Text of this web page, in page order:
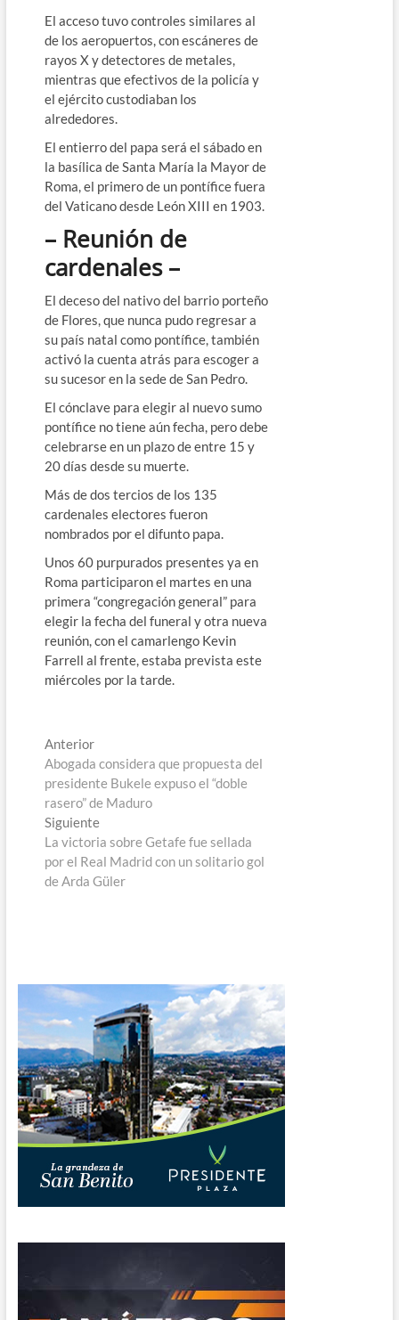
El acceso tuvo controles similares al
de los aeropuertos, con escáneres de
rayos X y detectores de metales,
mientras que efectivos de la policía y
el ejército custodiaban los
alrededores.
El entierro del papa será el sábado en
la basílica de Santa María la Mayor de
Roma, el primero de un pontífice fuera
del Vaticano desde León XIII en 1903.
– Reunión de
cardenales –
El deceso del nativo del barrio porteño
de Flores, que nunca pudo regresar a
su país natal como pontífice, también
activó la cuenta atrás para escoger a
su sucesor en la sede de San Pedro.
El cónclave para elegir al nuevo sumo
pontífice no tiene aún fecha, pero debe
celebrarse en un plazo de entre 15 y
20 días desde su muerte.
Más de dos tercios de los 135
cardenales electores fueron
nombrados por el difunto papa.
Unos 60 purpurados presentes ya en
Roma participaron el martes en una
primera “congregación general” para
elegir la fecha del funeral y otra nueva
reunión, con el camarlengo Kevin
Farrell al frente, estaba prevista este
miércoles por la tarde.
Navegación
de
entradas
AnteriorEntrada
anterior:
Abogada considera que propuesta del
presidente Bukele expuso el “doble
rasero” de Maduro
SiguienteEntrada
siguiente:
La victoria sobre Getafe fue sellada
por el Real Madrid con un solitario gol
de Arda Güler